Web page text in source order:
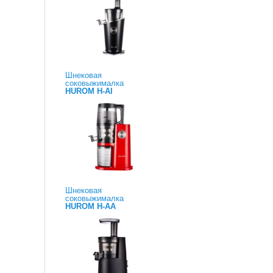
Шнековая
соковыжималка
HUROM H-AI
Шнековая
соковыжималка
HUROM H-AA